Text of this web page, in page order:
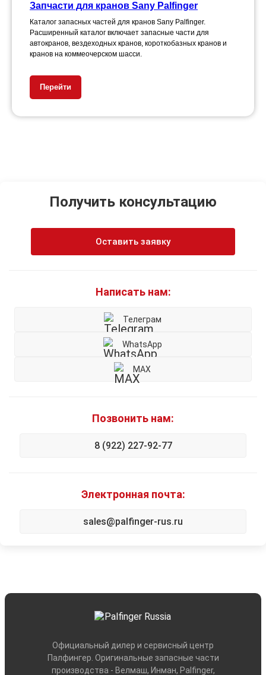
Запчасти для кранов Sany Palfinger
Каталог запасных частей для кранов Sany Palfinger.
Расширенный каталог включает запасные части для
автокранов, вездеходных кранов, короткобазных кранов и
кранов на коммеочерском шасси.
Перейти
Получить консультацию
Оставить заявку
Написать нам:
Телеграм
WhatsApp
MAX
Позвонить нам:
8 (922) 227-92-77
Электронная почта:
sales@palfinger-rus.ru